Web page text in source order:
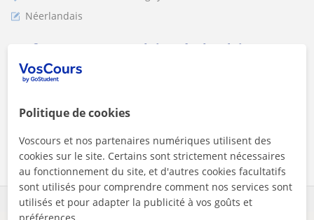
Néerlandais
Professeur cours anglais, néerlandais
Professeur anglais/ néerlandais donne cours anglais/
néerlandais
voir plus Contacter
Politique de cookies
Voscours et nos partenaires numériques utilisent des
cookies sur le site. Certains sont strictement nécessaires
au fonctionnement du site, et d'autres cookies facultatifs
sont utilisés pour comprendre comment nos services sont
utilisés et pour adapter la publicité à vos goûts et
préférences.